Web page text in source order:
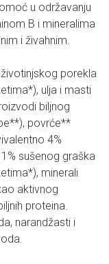
u održavanju
B i mineralima
i živahnim.
porekla
ulja i masti
biljnog
povrće**
4%
sušenog graška
minerali
aktivnog
proteina.
narandžasti i